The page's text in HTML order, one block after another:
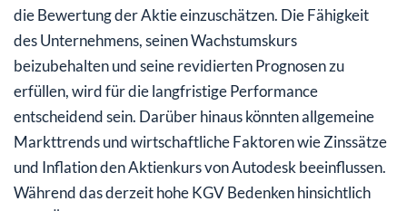
die Bewertung der Aktie einzuschätzen. Die Fähigkeit
des Unternehmens, seinen Wachstumskurs
beizubehalten und seine revidierten Prognosen zu
erfüllen, wird für die langfristige Performance
entscheidend sein. Darüber hinaus könnten allgemeine
Markttrends und wirtschaftliche Faktoren wie Zinssätze
und Inflation den Aktienkurs von Autodesk beeinflussen.
Während das derzeit hohe KGV Bedenken hinsichtlich